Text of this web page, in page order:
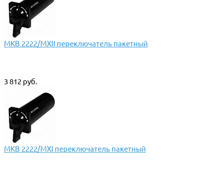
МКВ 2222/МХII переключатель пакетный
3 812 руб.
МКВ 2222/МХI переключатель пакетный